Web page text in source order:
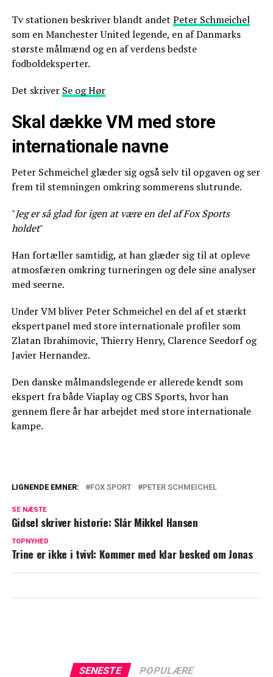
Tv stationen beskriver blandt andet Peter Schmeichel
som en Manchester United legende, en af Danmarks
største målmænd og en af verdens bedste
fodboldeksperter.
Det skriver Se og Hør
Skal dække VM med store
internationale navne
Peter Schmeichel glæder sig også selv til opgaven og ser
frem til stemningen omkring sommerens slutrunde.
"Jeg er så glad for igen at være en del af Fox Sports
holdet"
Han fortæller samtidig, at han glæder sig til at opleve
atmosfæren omkring turneringen og dele sine analyser
med seerne.
Under VM bliver Peter Schmeichel en del af et stærkt
ekspertpanel med store internationale profiler som
Zlatan Ibrahimovic, Thierry Henry, Clarence Seedorf og
Javier Hernandez.
Den danske målmandslegende er allerede kendt som
ekspert fra både Viaplay og CBS Sports, hvor han
gennem flere år har arbejdet med store internationale
kampe.
Denne ting gør ham til et 'geni'
Schmeichel: Her er hans bijob
LIGNENDE EMNER: FOX SPORT PETER SCHMEICHEL
SE NÆSTE
Gidsel skriver historie: Slår Mikkel Hansen
TOPNYHED
Trine er ikke i tvivl: Kommer med klar besked om Jonas
SENESTE POPULÆRE